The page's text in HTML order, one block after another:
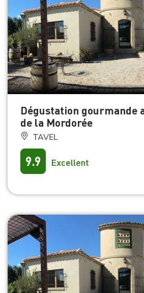
Dégustation gourmande
de la Mordorée
TAVEL
9.9 Excellent